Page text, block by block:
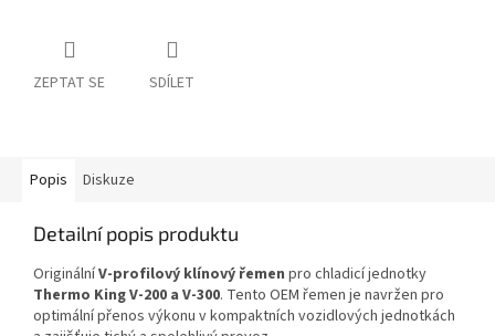
ZEPTAT SE SDÍLET
Popis Diskuze
Detailní popis produktu
OriginálníV-profilový klínový řemen pro chladicí jednotky
Thermo King V-200 a V-300. Tento OEM řemen je navržen pro
optimální přenos výkonu v kompaktních vozidlových jednotkách